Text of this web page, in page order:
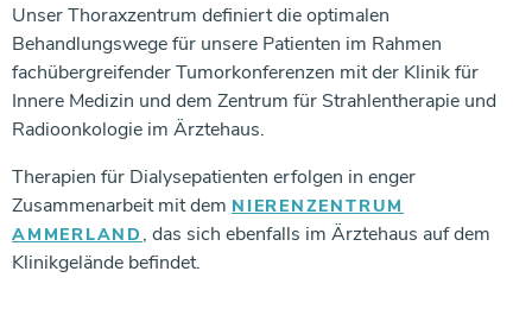
Unser Thoraxzentrum definiert die optimalen
Behandlungswege für unsere Patienten im Rahmen
fachübergreifender Tumorkonferenzen mit der Klinik für
Innere Medizin und dem Zentrum für Strahlentherapie und
Radioonkologie im Ärztehaus.
Therapien für Dialysepatienten erfolgen in enger
Zusammenarbeit mit dem NIERENZENTRUM
AMMERLAND , das sich ebenfalls im Ärztehaus auf dem
Klinikgelände befindet.